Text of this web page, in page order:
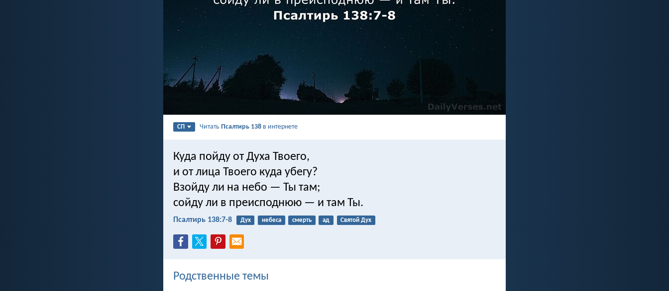
СП ЧитатьПсалтирь 138 в интернете
Куда пойду от Духа Твоего,
и от лица Твоего куда убегу?
Взойду ли на небо — Ты там;
сойду ли в преисподнюю — и там Ты.
Псалтирь 138:7-8 Дух небеса смерть ад Святой Дух
Родственные темы